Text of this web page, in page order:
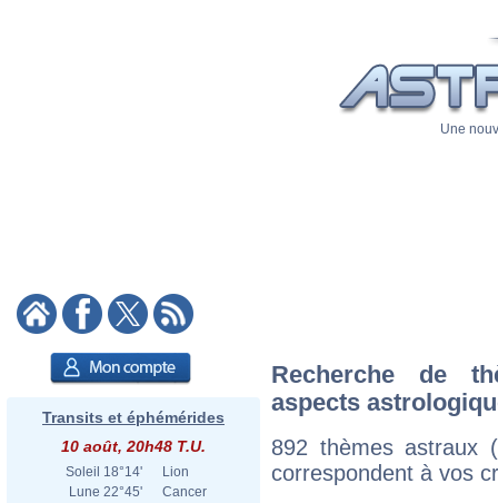
Une
Transits et éphémérides
10 août, 20h48 T.U.
Soleil 18°14'
Lion
Lune 22°45'
Cancer
Recherche de
aspects
892 thèmes astraux
correspondent à vos